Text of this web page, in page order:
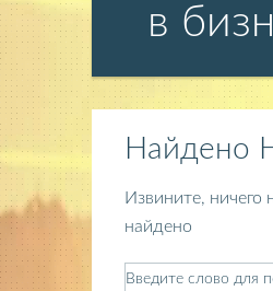
в
Найдено
Извините, ничего
найдено